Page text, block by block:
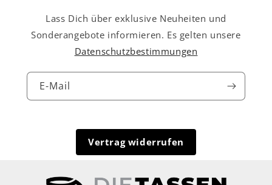
Lass Dich über exklusive Neuheiten und
Sonderangebote informieren. Es gelten unsere
Datenschutzbestimmungen
E-Mail
Vertrag widerrufen